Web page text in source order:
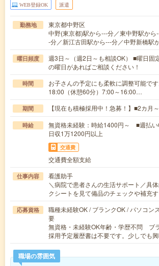
WEB登録OK 派遣
勤務地
東京都中野区
中野(東京都)駅から---分／東中野駅か
-分／新江古田駅から---分／中野新橋駅
曜日頻度
週3日～（週2日～も相談OK） ■曜日固
の曜日があればご相談ください！
時間
お子さんの予定にも柔軟に調整可能で
18:00（休憩60分）7:00～16:00…
期間 【現在も積極採用中！急募！】■2カ月～
時給
無資格未経験：時給1400円～ ■週払
日収1万1200円以上
交通費
交通費全額支給
仕事内容
看護助手
＼病院で患者さんの生活サポート／具
クシートを見て備品のチェックや補充
応募資格
職種未経験OK / ブランクOK / パソコン
要
無資格・未経験OK年齢・学歴不問 ブ
採用予定履歴書は不要です。少しでも
職場の雰囲気